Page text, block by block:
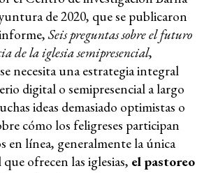
de 2020, que se publicaron
Seis preguntas sobre el futuro
de la iglesia semipresencial,
necesita una estrategia integral
digital o semipresencial a largo
ideas demasiado optimistas o
cómo los feligreses participan
en línea, generalmente la única
ofrecen las iglesias, el pastoreo